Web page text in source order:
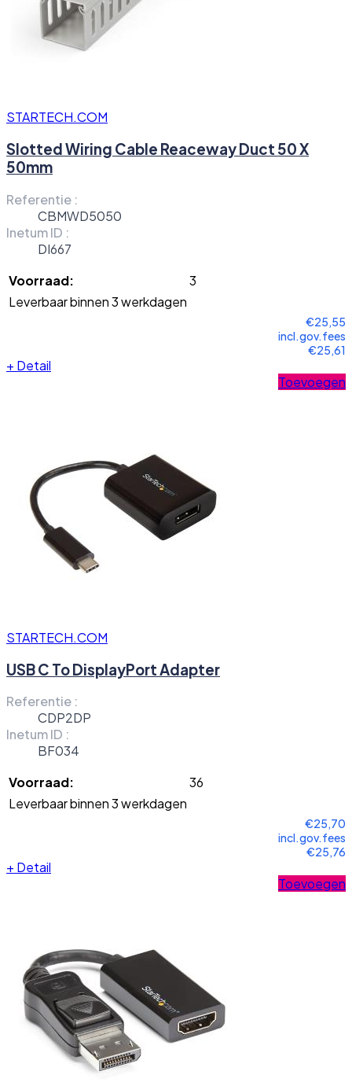
STARTECH.COM
Slotted Wiring Cable Reaceway Duct 50 X
50mm
Referentie :
CBMWD5050
Inetum ID :
DI667
Voorraad:
3
Leverbaar binnen 3 werkdagen
€25,55
incl.gov.fees
€25,61
+ Detail
Toevoegen
STARTECH.COM
USB C To DisplayPort Adapter
Referentie :
CDP2DP
Inetum ID :
BF034
Voorraad:
36
Leverbaar binnen 3 werkdagen
€25,70
incl.gov.fees
€25,76
+ Detail
Toevoegen